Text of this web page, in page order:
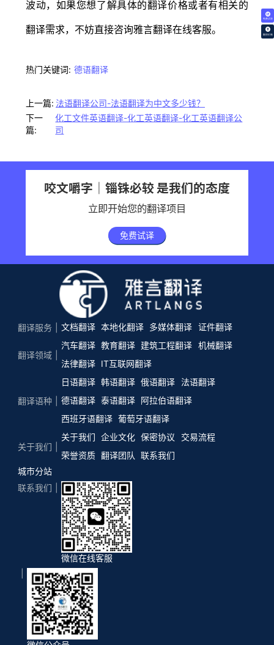
免费试译
翻译价格
波动，如果您想了解具体的翻译价格或者有相关的
翻译需求，不妨直接咨询雅言翻译在线客服。
热门关键词: 德语翻译
上一篇: 法语翻译公司-法语翻译为中文多少钱？
下一
篇:
化工文件英语翻译-化工英语翻译-化工英语翻译公
司
咬文嚼字｜锱铢必较 是我们的态度
立即开始您的翻译项目
免费试译
翻译服务 文档翻译 本地化翻译 多媒体翻译 证件翻译
翻译领域
汽车翻译 教育翻译 建筑工程翻译 机械翻译
法律翻译
IT互联网翻译
翻译语种
日语翻译 韩语翻译 俄语翻译
法语翻译
德语翻译 泰语翻译 阿拉伯语翻译
西班牙语翻译 葡萄牙语翻译
关于我们
关于我们 企业文化 保密协议
交易流程
荣誉资质 翻译团队
联系我们
城市分站
联系我们
微信在线客服